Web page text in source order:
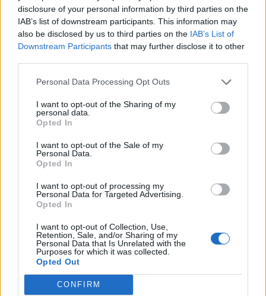
disclosure of your personal information by third parties on the
IAB’s list of downstream participants. This information may
also be disclosed by us to third parties on the IAB’s List of
Downstream Participants that may further disclose it to other
Personal Data Processing Opt Outs
I want to opt-out of the Sharing of my
personal data.
Opted In
I want to opt-out of the Sale of my
Personal Data.
Opted In
I want to opt-out of processing my
Personal Data for Targeted Advertising.
Opted In
I want to opt-out of Collection, Use,
Retention, Sale, and/or Sharing of my
Personal Data that Is Unrelated with the
Purposes for which it was collected.
Opted Out
CONFIRM